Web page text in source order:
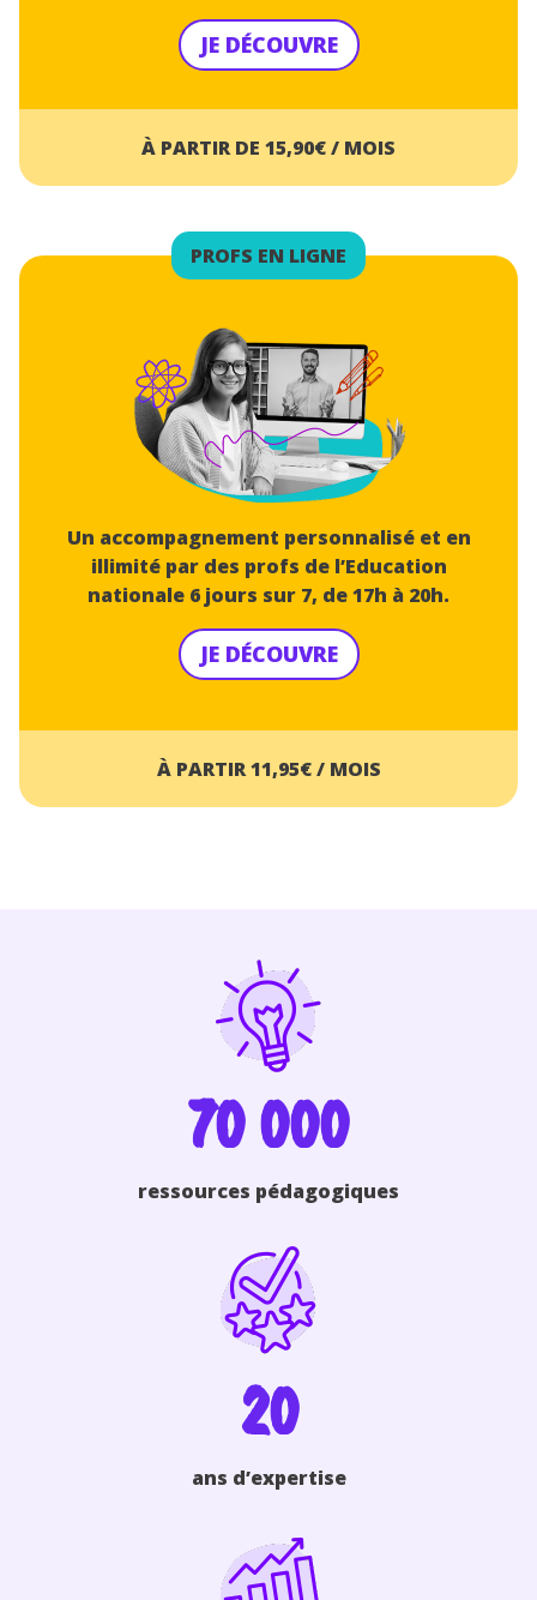
JE DÉCOUVRE
À PARTIR DE 15,90€ / MOIS
PROFS EN LIGNE
Un accompagnement personnalisé et en
illimité par des profs de l’Education
nationale 6 jours sur 7, de 17h à 20h.
JE DÉCOUVRE
À PARTIR 11,95€ / MOIS
70 000
ressources pédagogiques
20
ans d’expertise